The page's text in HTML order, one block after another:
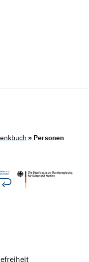
» Personen